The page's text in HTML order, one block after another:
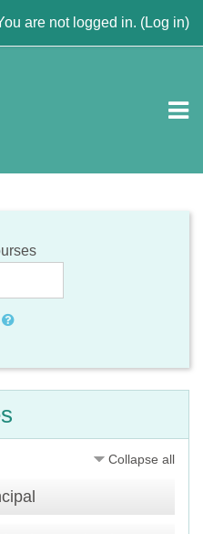
are not logged in. (Log in)
Collapse all